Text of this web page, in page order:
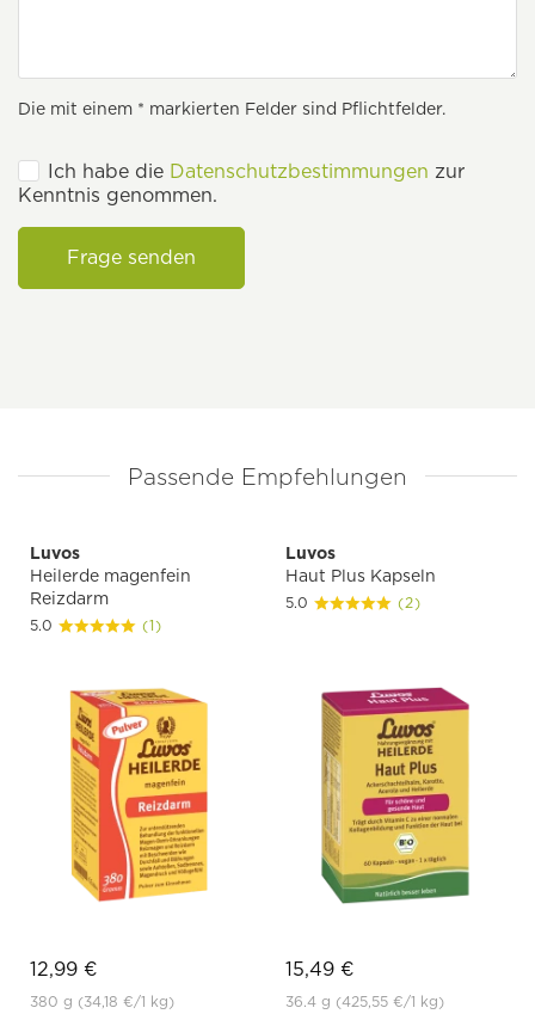
Die mit einem * markierten Felder sind Pflichtfelder.
Ich habe die Datenschutzbestimmungen zur
Kenntnis genommen.
Frage senden
Passende Empfehlungen
Luvos
Heilerde magenfein
Reizdarm
5.0 (1)
12,99 €
380 g (34,18 €/1 kg)
Luvos
Haut Plus Kapseln
5.0 (2)
15,49 €
36.4 g (425,55 €/1 kg)